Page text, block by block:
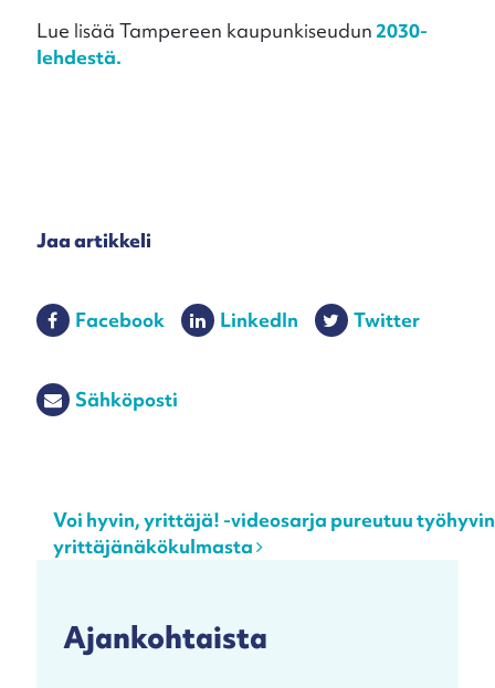
Lue lisää Tampereen kaupunkiseudun 2030-
lehdestä.
Jaa artikkeli
Facebook LinkedIn Twitter
Sähköposti
Voi hyvin, yrittäjä! -videosarja pureutuu
yrittäjänäkökulmasta
Ajankohtaista